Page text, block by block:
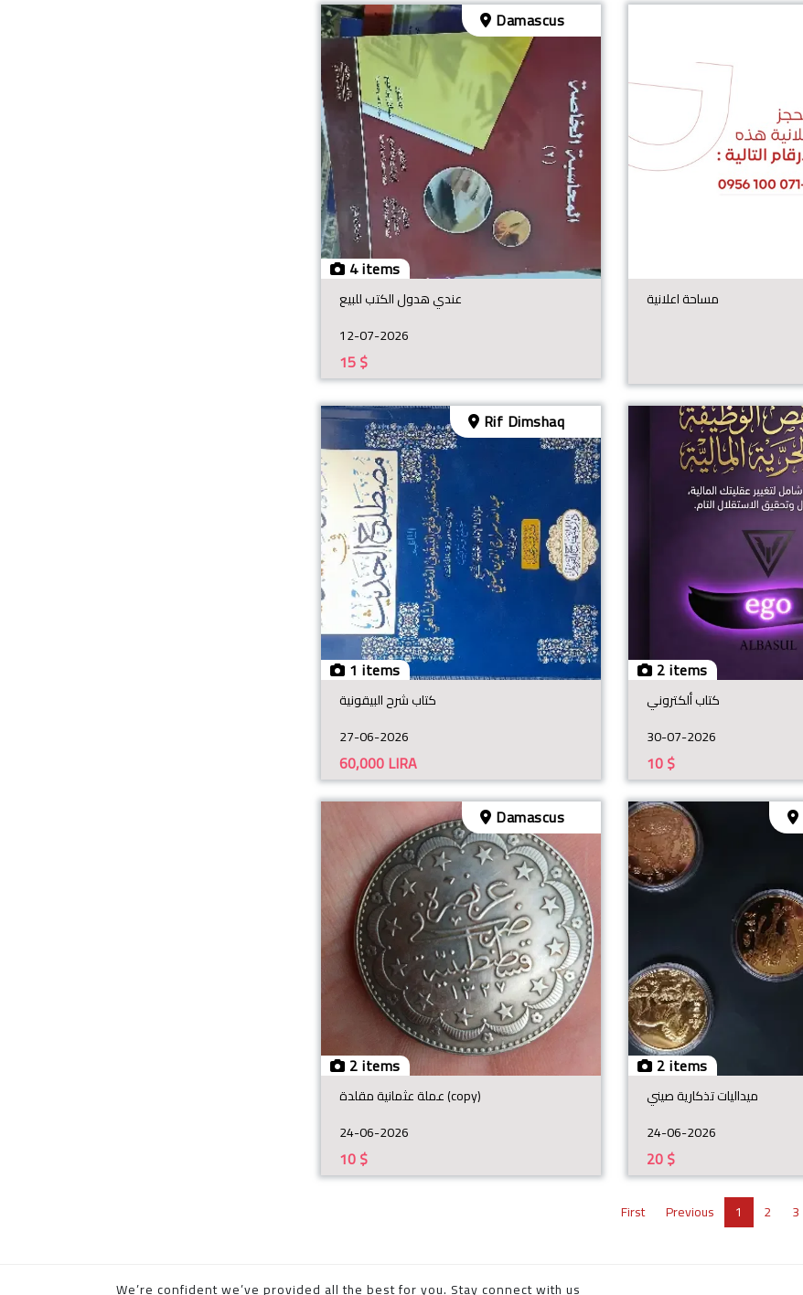
4 items
Damascus
عندي هدول الكتب للبيع
12-07-2026
$
15
مساحة اعلانية
1 items
Rif Dimshaq
كتاب شرح البيقونية
27-06-2026
LIRA
60,000
2 items
كتاب ألكتروني
30-07-2026
$
10
2 items
Damascus
عملة عثمانية مقلدة (copy)
24-06-2026
$
10
2 items
ميداليات تذكارية صيني
24-06-2026
$
20
First Previous 1 2 3
We’re confident we’ve provided all the best for you. Stay connect with us